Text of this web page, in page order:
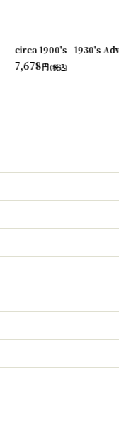
7,678円(税込)